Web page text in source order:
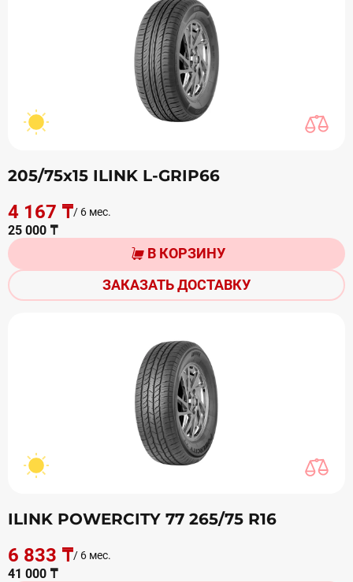
205/75х15 ILINK L-GRIP66
4 167 ₸/ 6 мес.
25 000 ₸
В КОРЗИНУ
ЗАКАЗАТЬ ДОСТАВКУ
ILINK POWERCITY 77 265/75 R16
6 833 ₸/ 6 мес.
41 000 ₸